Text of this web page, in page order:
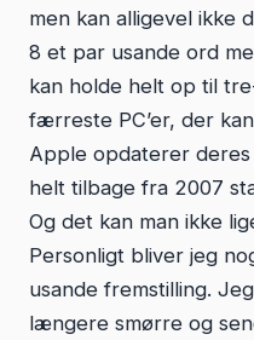
men kan alligevel ikke
8 et par usande ord
kan holde helt op til
færreste PC’er, der
Apple opdaterer
helt tilbage fra 2007
Og det kan man ikke
Personligt bliver jeg
usande fremstilling.
længere smørre og